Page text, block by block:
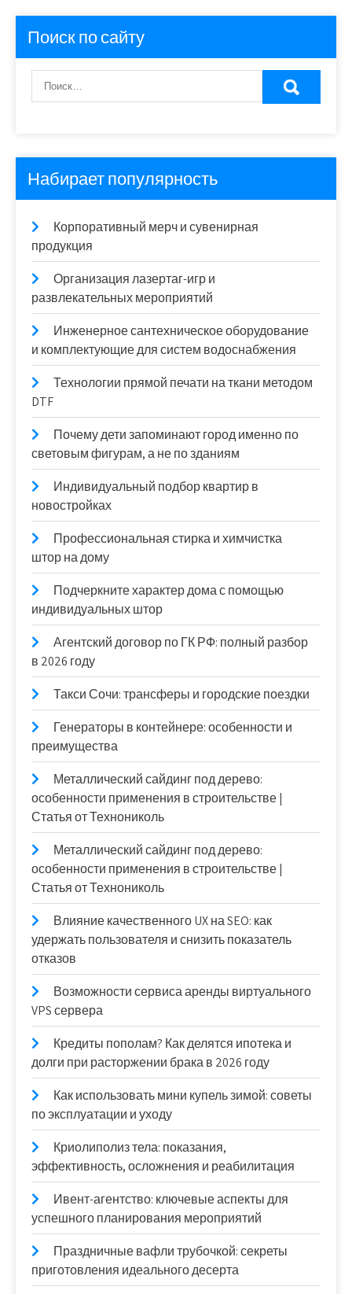
Поиск по сайту
Набирает популярность
Корпоративный мерч и сувенирная
продукция
Организация лазертаг-игр и
развлекательных мероприятий
Инженерное сантехническое оборудование
и комплектующие для систем водоснабжения
Технологии прямой печати на ткани методом
DTF
Почему дети запоминают город именно по
световым фигурам, а не по зданиям
Индивидуальный подбор квартир в
новостройках
Профессиональная стирка и химчистка
штор на дому
Подчеркните характер дома с помощью
индивидуальных штор
Агентский договор по ГК РФ: полный разбор
в 2026 году
Такси Сочи: трансферы и городские поездки
Генераторы в контейнере: особенности и
преимущества
Металлический сайдинг под дерево:
особенности применения в строительстве |
Статья от Технониколь
Металлический сайдинг под дерево:
особенности применения в строительстве |
Статья от Технониколь
Влияние качественного UX на SEO: как
удержать пользователя и снизить показатель
отказов
Возможности сервиса аренды виртуального
VPS сервера
Кредиты пополам? Как делятся ипотека и
долги при расторжении брака в 2026 году
Как использовать мини купель зимой: советы
по эксплуатации и уходу
Криолиполиз тела: показания,
эффективность, осложнения и реабилитация
Ивент-агентство: ключевые аспекты для
успешного планирования мероприятий
Праздничные вафли трубочкой: секреты
приготовления идеального десерта